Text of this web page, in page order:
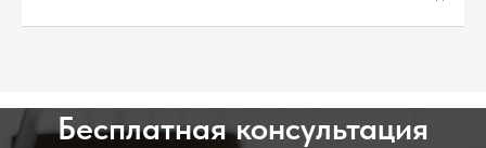
Бесплатная консультация